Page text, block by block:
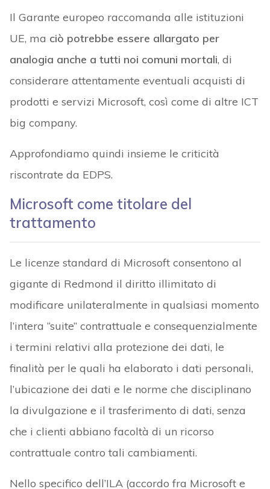
Il Garante europeo raccomanda alle istituzioni
UE, ma ciò potrebbe essere allargato per
analogia anche a tutti noi comuni mortali, di
considerare attentamente eventuali acquisti di
prodotti e servizi Microsoft, così come di altre ICT
big company.
Approfondiamo quindi insieme le criticità
riscontrate da EDPS.
Microsoft come titolare del
trattamento
Le licenze standard di Microsoft consentono al
gigante di Redmond il diritto illimitato di
modificare unilateralmente in qualsiasi momento
l’intera “suite” contrattuale e consequenzialmente
i termini relativi alla protezione dei dati, le
finalità per le quali ha elaborato i dati personali,
l’ubicazione dei dati e le norme che disciplinano
la divulgazione e il trasferimento di dati, senza
che i clienti abbiano facoltà di un ricorso
contrattuale contro tali cambiamenti.
Nello specifico dell’ILA (accordo fra Microsoft e